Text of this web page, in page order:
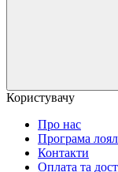
Користувачу
Про нас
Програма
Контакти
Оплата та